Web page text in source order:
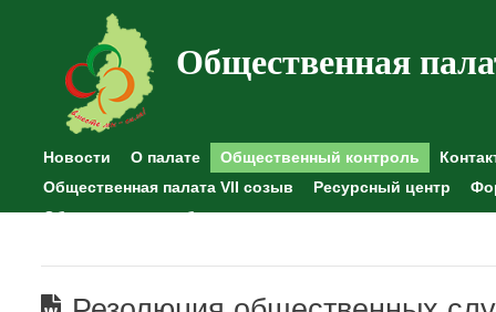
Общественная
Новости О палате Общественный контроль
Общественная палата VII созыв
Ресурсный центр
Общественные наблюдения